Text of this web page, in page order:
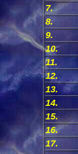
7.
8.
9.
10.
11.
12.
13.
14.
15.
16.
17.